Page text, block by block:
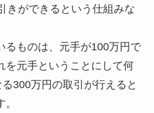
きができるという仕組みな
るものは、元手が100万円で
を元手ということにして何
300万円の取引が行えると